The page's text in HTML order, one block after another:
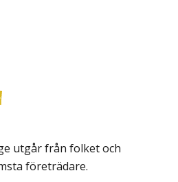
utgår från folket och
företrädare.